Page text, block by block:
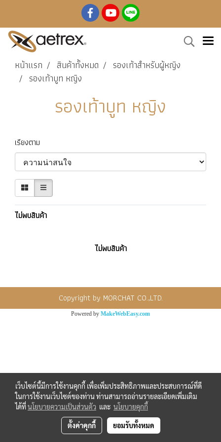
หน้าแรก สินค้าทั้งหมด
รองเท้าสำหรับผู้หญิง
รองเท้าบูท หญิง
รองเท้าบูท หญิง
เรียงตาม
ไม่พบสินค้า
ไม่พบสินค้า
Copyright by MORCHAT CO.,LTD.
Powered by MakeWebEasy.com
เว็บไซต์นี้มีการใช้งานคุกกี้ เพื่อเพิ่มประสิทธิภาพและประสบการณ์ที่ดี
ในการใช้งานเว็บไซต์ของท่าน ท่านสามารถอ่านรายละเอียดเพิ่มเติม
ได้ที่นโยบายความเป็นส่วนตัว และ นโยบายคุกกี้
ตั้งค่าคุกกี้ ยอมรับทั้งหมด